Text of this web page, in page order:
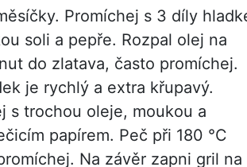
Promíchej s 3 díly
soli a pepře. Rozpal olej na
do zlatava, často promíchej.
je rychlý a extra křupavý.
s trochou oleje, moukou a
papírem. Peč při 180 °C
Na závěr zapni gril na